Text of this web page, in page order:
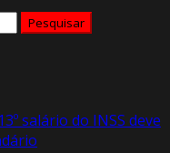
salário do INSS deve